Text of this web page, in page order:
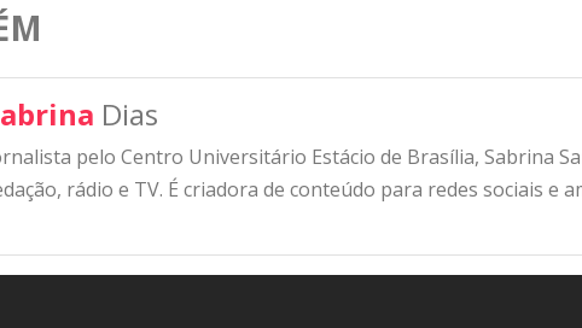
Dias
pelo Centro Universitário Estácio de Brasília, Sabrina
rádio e TV. É criadora de conteúdo para redes sociais e